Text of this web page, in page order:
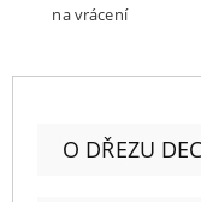
na vrácení
O DŘEZU